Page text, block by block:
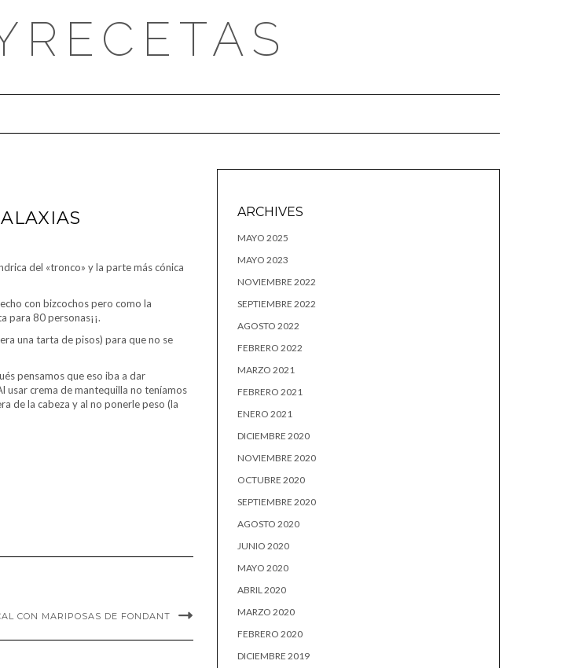
del «tronco» y la parte más cónica
con bizcochos pero como la
para 80 personas¡¡.
una tarta de pisos) para que no se
pensamos que eso iba a dar
usar crema de mantequilla no teníamos
de la cabeza y al no ponerle peso (la
CON MARIPOSAS DE FONDANT
ARCHIVES
MAYO 2025
MAYO 2023
NOVIEMBRE 2022
SEPTIEMBRE 2022
AGOSTO 2022
FEBRERO 2022
MARZO 2021
FEBRERO 2021
ENERO 2021
DICIEMBRE 2020
NOVIEMBRE 2020
OCTUBRE 2020
SEPTIEMBRE 2020
AGOSTO 2020
JUNIO 2020
MAYO 2020
ABRIL 2020
MARZO 2020
FEBRERO 2020
DICIEMBRE 2019